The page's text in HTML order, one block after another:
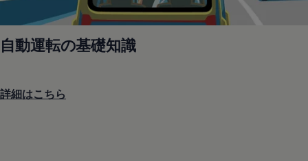
自動運転の基礎知識
詳細はこちら